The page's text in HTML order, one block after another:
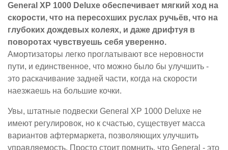
General XP 1000 Deluxe обеспечивает мягкий ход на
скорости, что на пересохших руслах ручьёв, что на
глубоких дождевых колеях, и даже дрифтуя в
поворотах чувствуешь себя уверенно.
Амортизаторы легко проглатывают все неровности
пути, и единственное, что можно было бы улучшить -
это раскачивание задней части, когда на скорости
наезжаешь на большие кочки.
Увы, штатные подвески General XP 1000 Deluxe не
имеют регулировок, но к счастью, существует масса
вариантов афтермаркета, позволяющих улучшить
управляемость. Просто стоит помнить, что General - это